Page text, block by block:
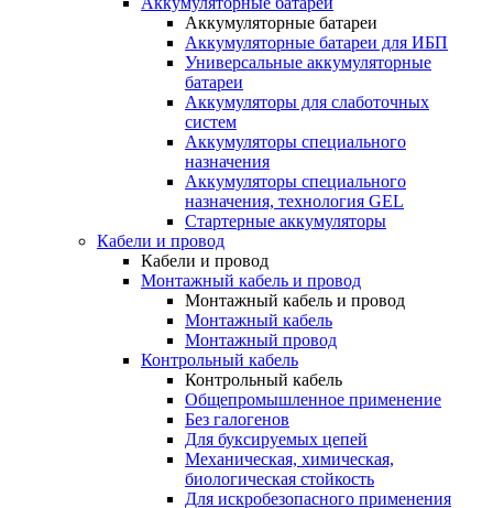
Аккумуляторные батареи
Аккумуляторные батареи для ИБП
Универсальные аккумуляторные
батареи
Аккумуляторы для слаботочных
систем
Аккумуляторы специального
назначения
Аккумуляторы специального
назначения, технология GEL
Стартерные аккумуляторы
Кабели и провод
Кабели и провод
Монтажный кабель и провод
Монтажный кабель и провод
Монтажный кабель
Монтажный провод
Контрольный кабель
Контрольный кабель
Общепромышленное применение
Без галогенов
Для буксируемых цепей
Механическая, химическая,
биологическая стойкость
Для искробезопасного применения